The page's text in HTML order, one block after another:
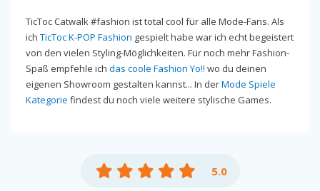
TicToc Catwalk #fashion ist total cool für alle Mode-Fans. Als
ich TicToc K-POP Fashion gespielt habe war ich echt begeistert
von den vielen Styling-Möglichkeiten. Für noch mehr Fashion-
Spaß empfehle ich das coole Fashion Yo!! wo du deinen
eigenen Showroom gestalten kannst... In derMode Spiele
Kategorie findest du noch viele weitere stylische Games.
5.0